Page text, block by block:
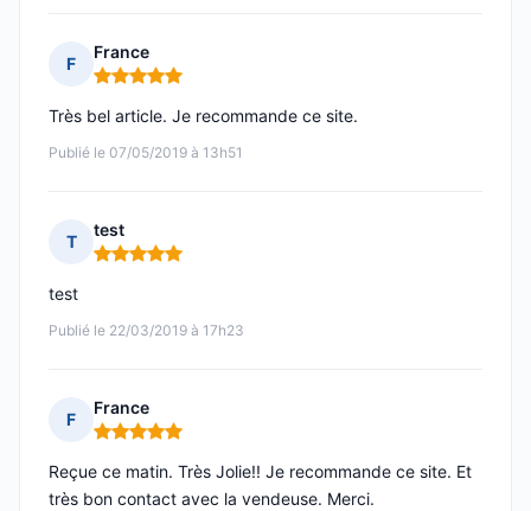
F
France
Note : 5 sur 5
Publié le 07/05/2019 à 13h51
Très bel article. Je recommande ce site.
T
test
Note : 5 sur 5
Publié le 22/03/2019 à 17h23
test
F
France
Note : 5 sur 5
Reçue ce matin. Très Jolie!! Je recommande ce site. Et
très bon contact avec la vendeuse. Merci.